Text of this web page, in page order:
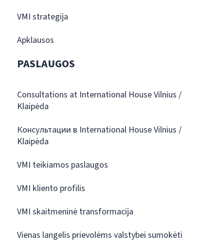
VMI strategija
Apklausos
PASLAUGOS
Consultations at International House Vilnius /
Klaipėda
Консультации в International House Vilnius /
Klaipėda
VMI teikiamos paslaugos
VMI kliento profilis
VMI skaitmeninė transformacija
Vienas langelis prievolėms valstybei sumokėti